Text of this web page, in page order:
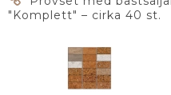
"Komplett" – cirka 40 st.